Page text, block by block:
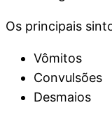
Os principais
Vômitos
Convulsões
Desmaios